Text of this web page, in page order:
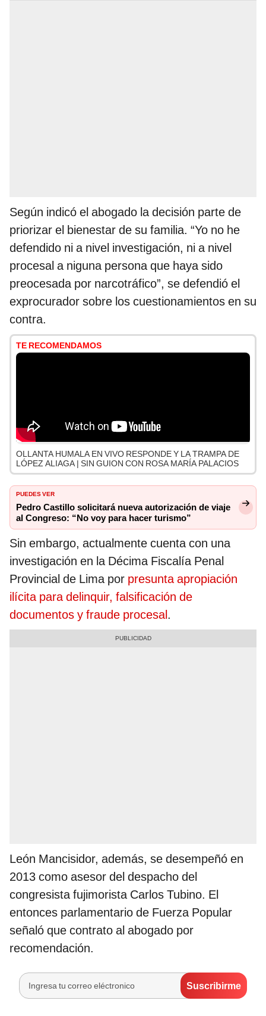
Según indicó el abogado la decisión parte de
priorizar el bienestar de su familia. “Yo no he
defendido ni a nivel investigación, ni a nivel
procesal a niguna persona que haya sido
preocesada por narcotráfico”, se defendió el
exprocurador sobre los cuestionamientos en su
contra.
TE RECOMENDAMOS
OLLANTA HUMALA EN VIVO RESPONDE Y LA TRAMPA DE
LÓPEZ ALIAGA | SIN GUION CON ROSA MARÍA PALACIOS
PUEDES VER
Pedro Castillo solicitará nueva autorización de viaje
al Congreso: “No voy para hacer turismo”
Sin embargo, actualmente cuenta con una
investigación en la Décima Fiscalía Penal
Provincial de Lima por presunta apropiación
ilícita para delinquir, falsificación de
documentos y fraude procesal.
León Mancisidor, además, se desempeñó en
2013 como asesor del despacho del
congresista fujimorista Carlos Tubino. El
entonces parlamentario de Fuerza Popular
señaló que contrato al abogado por
recomendación.